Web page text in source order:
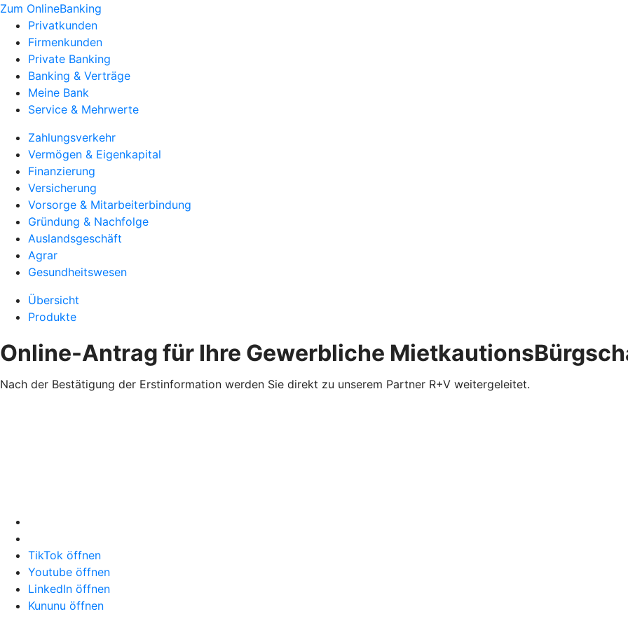
Zum OnlineBanking
Privatkunden
Firmenkunden
Private Banking
Banking & Verträge
Meine Bank
Service & Mehrwerte
Zahlungsverkehr
Vermögen & Eigenkapital
Finanzierung
Versicherung
Vorsorge & Mitarbeiterbindung
Gründung & Nachfolge
Auslandsgeschäft
Agrar
Gesundheitswesen
Übersicht
Produkte
Online-Antrag für Ihre Gewerbliche
Nach der Bestätigung der Erstinformation werden Sie direkt zu unserem Partner R+V weitergeleitet.
TikTok öffnen
Youtube öffnen
LinkedIn öffnen
Kununu öffnen